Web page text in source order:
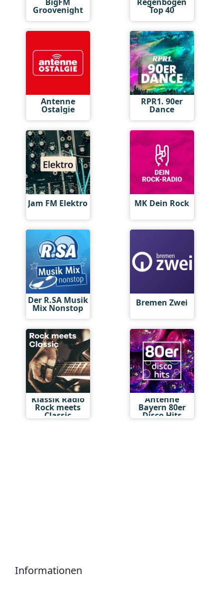
Groovenight Top 40
Antenne
Ostalgie
RPR1. 90er
Dance
Jam FM Elektro MK Dein Rock
Der R.SA Musik
Mix Nonstop Bremen Zwei
Klassik Radio
Rock meets
Classic
Antenne
Bayern 80er
Disco Hits
Informationen